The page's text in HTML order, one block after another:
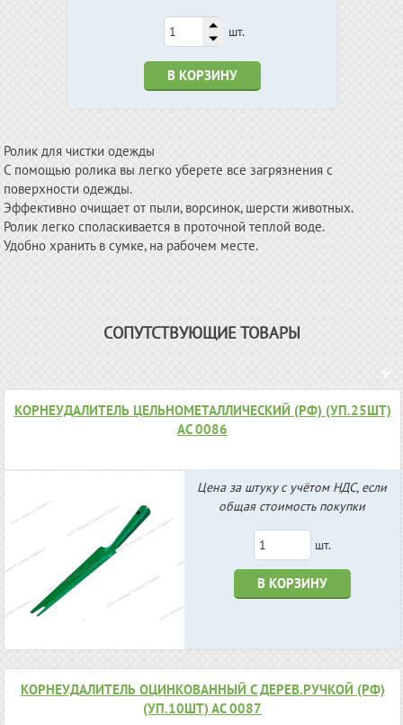
шт.
В КОРЗИНУ
Ролик для чистки одежды
С помощью ролика вы легко уберете все загрязнения с
поверхности одежды.
Эффективно очищает от пыли, ворсинок, шерсти животных.
Ролик легко споласкивается в проточной теплой воде.
Удобно хранить в сумке, на рабочем месте.
СОПУТСТВУЮЩИЕ ТОВАРЫ
КОРНЕУДАЛИТЕЛЬ ЦЕЛЬНОМЕТАЛЛИЧЕСКИЙ (РФ) (УП.25ШТ)
АС 0086
Цена за штуку с учётом НДС, если
общая стоимость покупки
шт.
В КОРЗИНУ
КОРНЕУДАЛИТЕЛЬ ОЦИНКОВАННЫЙ С ДЕРЕВ.РУЧКОЙ (РФ)
(УП.10ШТ) АС 0087